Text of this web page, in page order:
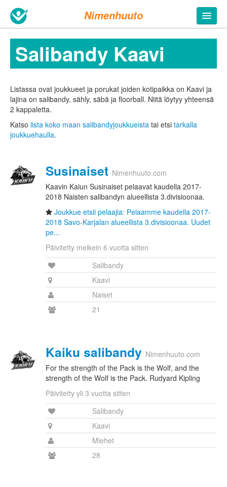
Nimenhuuto
Salibandy Kaavi
Listassa ovat joukkueet ja porukat joiden kotipaikka on Kaavi ja
lajina on salibandy, sähly, säbä ja floorball. Niitä löytyy yhteensä
2 kappaletta.
Katso lista koko maan salibandyjoukkueista tai etsi tarkalla
joukkuehaulla.
Susinaiset Nimenhuuto.com
Kaavin Kaiun Susinaiset pelaavat kaudella 2017-
2018 Naisten salibandyn alueellista 3.divisioonaa.
Joukkue etsii pelaajia: Pelaamme kaudella 2017-
2018 Savo-Karjalan alueellista 3.divisioonaa. Uudet
pe...
Päivitetty melkein 6 vuotta sitten
Salibandy
Kaavi
Naiset
21
Kaiku salibandy Nimenhuuto.com
For the strength of the Pack is the Wolf, and the
strength of the Wolf is the Pack. Rudyard Kipling
Päivitetty yli 3 vuotta sitten
Salibandy
Kaavi
Miehet
28